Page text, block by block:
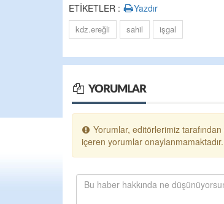
ETİKETLER : Yazdır
kdz.ereğli sahil işgal
YORUMLAR
Yorumlar, editörlerimiz
içeren yorumlar onaylanmamaktadır.